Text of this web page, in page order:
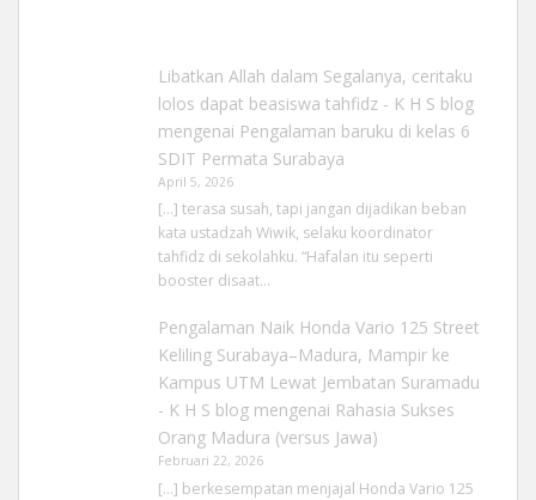
Libatkan Allah dalam Segalanya, ceritaku
lolos dapat beasiswa tahfidz - K H S blog
mengenai Pengalaman baruku di kelas 6
SDIT Permata Surabaya
April 5, 2026
[…] terasa susah, tapi jangan dijadikan beban
kata ustadzah Wiwik, selaku koordinator
tahfidz di sekolahku. “Hafalan itu seperti
booster disaat…
Pengalaman Naik Honda Vario 125 Street
Keliling Surabaya–Madura, Mampir ke
Kampus UTM Lewat Jembatan Suramadu
- K H S blogmengenai Rahasia Sukses
Orang Madura (versus Jawa)
Februari 22, 2026
[…] berkesempatan menjajal Honda Vario 125